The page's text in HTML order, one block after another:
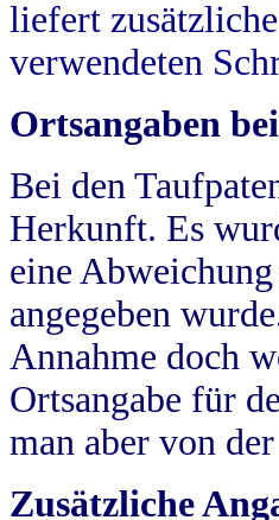
liefert
verwendeten
Ortsangaben
Bei den
Herkunft. Es
eine
angegeben
Annahme doch
Ortsangabe für
man aber von
Zusätzliche